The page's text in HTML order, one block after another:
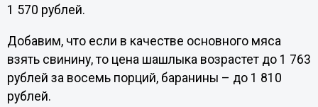
1 570 рублей.
Добавим, что если в качестве основного мяса
взять свинину, то цена шашлыка возрастет до 1 763
рублей за восемь порций, баранины – до 1 810
рублей.